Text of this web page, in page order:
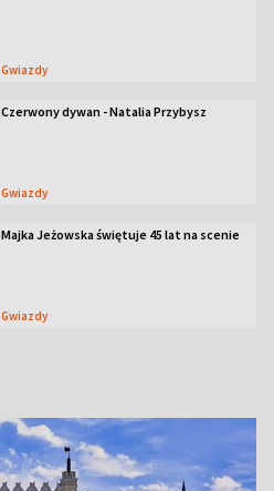
Gwiazdy
Czerwony dywan - Natalia Przybysz
Gwiazdy
Majka Jeżowska świętuje 45 lat na scenie
Gwiazdy